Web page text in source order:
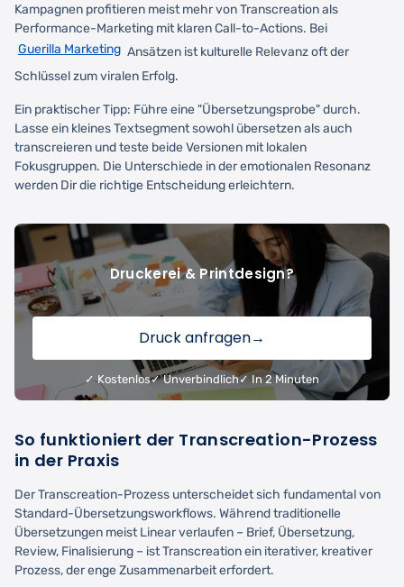
Kampagnen profitieren meist mehr von Transcreation als
Performance-Marketing mit klaren Call-to-Actions. Bei
Guerilla Marketing Ansätzen ist kulturelle Relevanz oft der
Schlüssel zum viralen Erfolg.
Ein praktischer Tipp: Führe eine "Übersetzungsprobe" durch.
Lasse ein kleines Textsegment sowohl übersetzen als auch
transcreieren und teste beide Versionen mit lokalen
Fokusgruppen. Die Unterschiede in der emotionalen Resonanz
werden Dir die richtige Entscheidung erleichtern.
Druckerei & Printdesign?
Druck anfragen→
✓ Kostenlos✓ Unverbindlich✓ In 2 Minuten
So funktioniert der Transcreation-Prozess
in der Praxis
Der Transcreation-Prozess unterscheidet sich fundamental von
Standard-Übersetzungsworkflows. Während traditionelle
Übersetzungen meist Linear verlaufen – Brief, Übersetzung,
Review, Finalisierung – ist Transcreation ein iterativer, kreativer
Prozess, der enge Zusammenarbeit erfordert.